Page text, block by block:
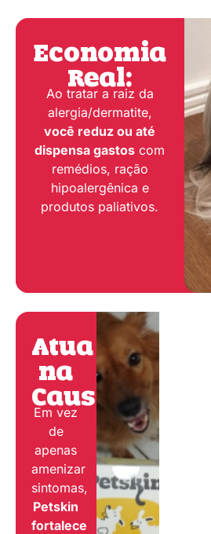
Economia
Real:
Ao tratar a raiz da
alergia/dermatite,
você reduz ou até
dispensa gastos com
remédios, ração
hipoalergênica e
produtos paliativos.
Atua
na
Causa:
Em vez
de
apenas
amenizar
sintomas,
Petskin
fortalece